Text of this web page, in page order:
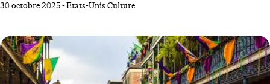
routes », écrivait John Steinbeck dans Les Raisins de la colère. Née du
miroir de ses espoirs et de ses contradictions. Des motels aux stations-
service, elle raconte une Amérique profonde, populaire, éternellement
en mouvement.
30 octobre 2025-Etats-Unis Culture